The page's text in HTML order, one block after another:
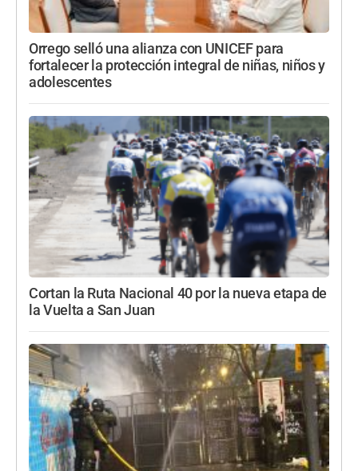
Orrego selló una alianza con UNICEF para
fortalecer la protección integral de niñas, niños y
adolescentes
Cortan la Ruta Nacional 40 por la nueva etapa de
la Vuelta a San Juan